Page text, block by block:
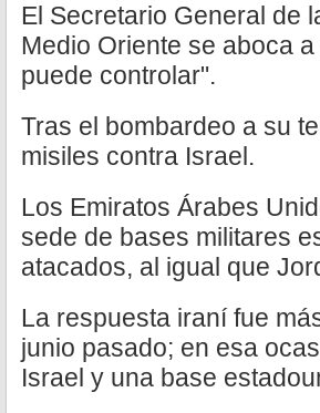
El Secretario General de
Medio Oriente se aboca
puede controlar".
Tras el bombardeo a su
misiles contra Israel.
Los Emiratos Árabes
sede de bases militares
atacados, al igual que
La respuesta iraní fue
junio pasado; en esa
Israel y una base